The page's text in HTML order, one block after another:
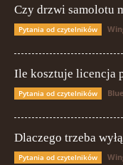
Czy drzwi samolotu
Pytania od czytelników
Ile kosztuje licencja
Pytania od czytelników
Dlaczego trzeba
Pytania od czytelników